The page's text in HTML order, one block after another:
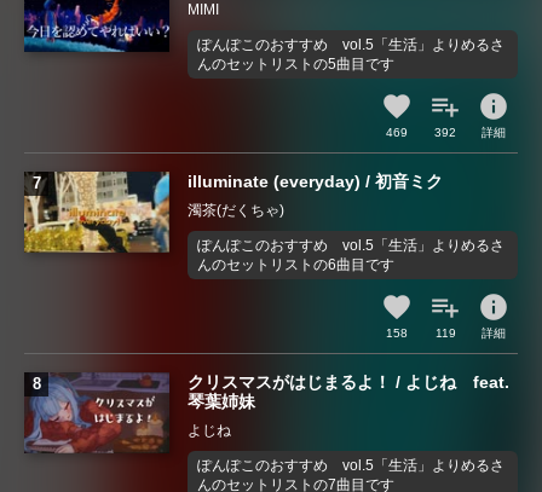
MIMI
ぽんぽこのおすすめ vol.5「生活」よりめるさ
んのセットリストの5曲目です
469 392
info
詳細
illuminate (everyday) / 初音ミク
濁茶(だくちゃ)
ぽんぽこのおすすめ vol.5「生活」よりめるさ
んのセットリストの6曲目です
158 119
info
詳細
クリスマスがはじまるよ！ / よじね feat.
琴葉姉妹
よじね
ぽんぽこのおすすめ vol.5「生活」よりめるさ
んのセットリストの7曲目です